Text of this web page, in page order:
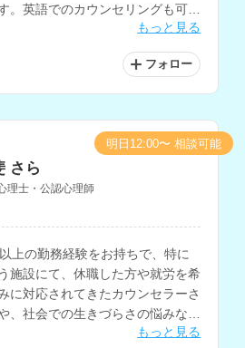
。英語でのカウンセリングも可能
カウンセリングなどの経験もお持
もっと見る
フォロー
さら
理士・公認心理師
上の勤務経験をお持ちで、特に
施設にて、休職した方や就労を希
に対応されてきたカウンセラーさ
、社会での生きづらさの悩みなど
もっと見る
明日12:00〜 相談可能